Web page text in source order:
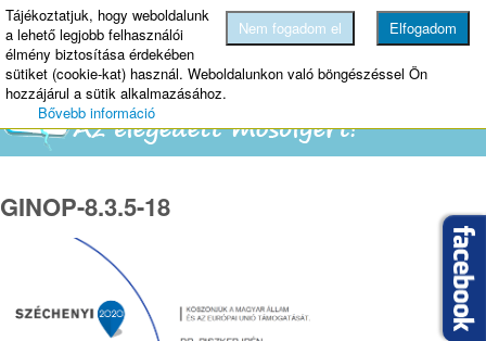
MENU
GINOP-8.3.5-18
Elfogadom
Nem fogadom el
Tájékoztatjuk, hogy weboldalunk
a lehető legjobb felhasználói
élmény biztosítása érdekében
sütiket (cookie-kat) használ. Weboldalunkon való böngészéssel Ön
hozzájárul a sütik alkalmazásához.
Bővebb információ